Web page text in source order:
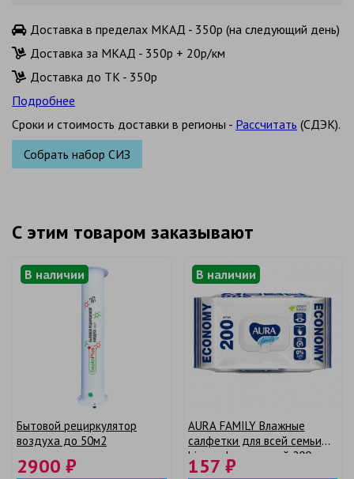
Доставка в пределах МКАД - 350р (на следующий день)
Доставка за МКАД - 350р + 20р/км
Доставка до ТК - 350р
Подробнее
Сроки и стоимость доставки в регионы - Рассчитать (СДЭК).
Собрать набор СИЗ
С этим товаром заказывают
В наличии
Бытовой рециркулятор
воздуха до 50м2
2900 ₽
В наличии
AURA FAMILY Влажные
салфетки для всей семьи
big-pack с крышкой 200шт
157 ₽